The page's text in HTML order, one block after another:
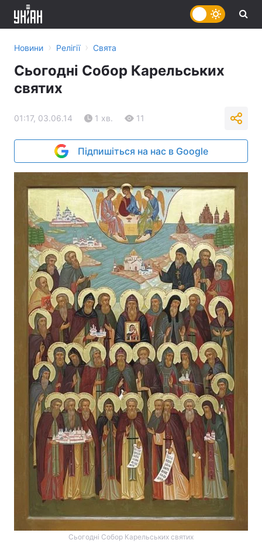
Новини › Релігії › Свята
Сьогодні Собор Карельських
святих
01:17, 03.06.14 1 хв. 11
Підпишіться на нас в Google
Сьогодні Собор Карельських святих